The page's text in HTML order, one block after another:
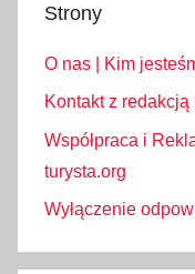
Strony
O nas | Kim
Kontakt z
Współpraca i
turysta.org
Wyłączenie